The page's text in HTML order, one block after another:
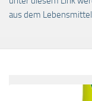
aus dem